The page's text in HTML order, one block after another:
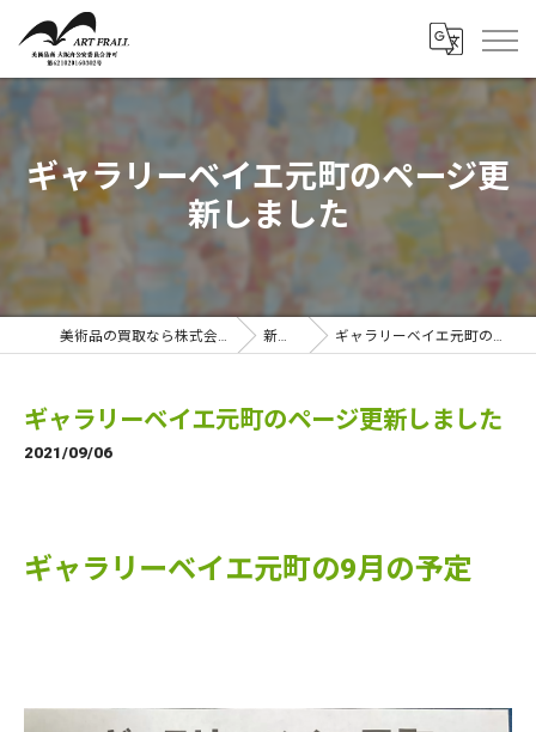
ギャラリーベイエ元町のページ更
新しました
美術品の買取なら株式会社アートフラール 新着情報 ギャラリーベイエ元町のページ更新しました
ギャラリーベイエ元町のページ更新しました
2021/09/06
ギャラリーベイエ元町の9月の予定